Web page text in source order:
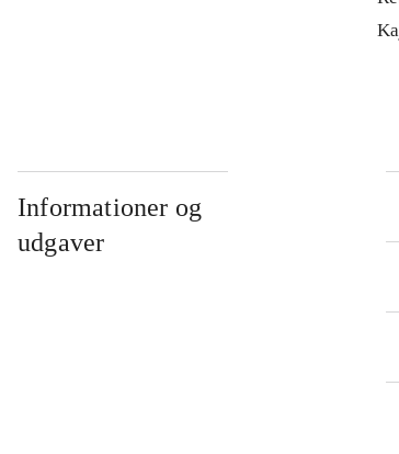
Informationer og
udgaver